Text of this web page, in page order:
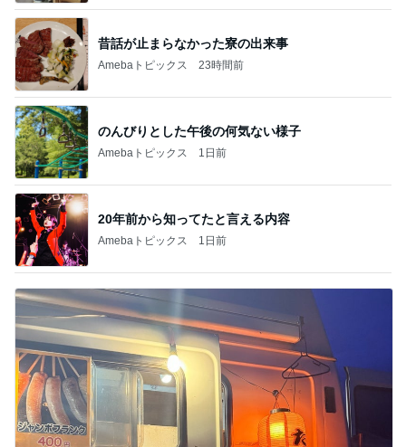
昔話が止まらなかった寮の出来事
Amebaトピックス 23時間前
のんびりとした午後の何気ない様子
Amebaトピックス 1日前
20年前から知ってたと言える内容
Amebaトピックス 1日前